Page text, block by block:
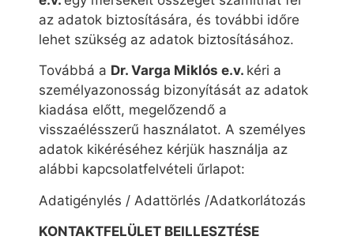
az adatok biztosítására, és további időre
lehet szükség az adatok biztosításához.
Továbbá a Dr. Varga Miklós e.v. kéri a
személyazonosság bizonyítását az adatok
kiadása előtt, megelőzendő a
visszaélésszerű használatot. A személyes
adatok kikéréséhez kérjük használja az
alábbi kapcsolatfelvételi űrlapot:
Adatigénylés / Adattörlés /Adatkorlátozás
KONTAKTFELÜLET BEILLESZTÉSE